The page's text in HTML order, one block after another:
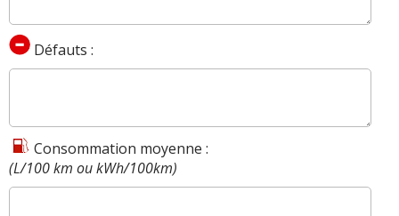
Défauts :
Consommation moyenne :
(L/100 km ou kWh/100km)